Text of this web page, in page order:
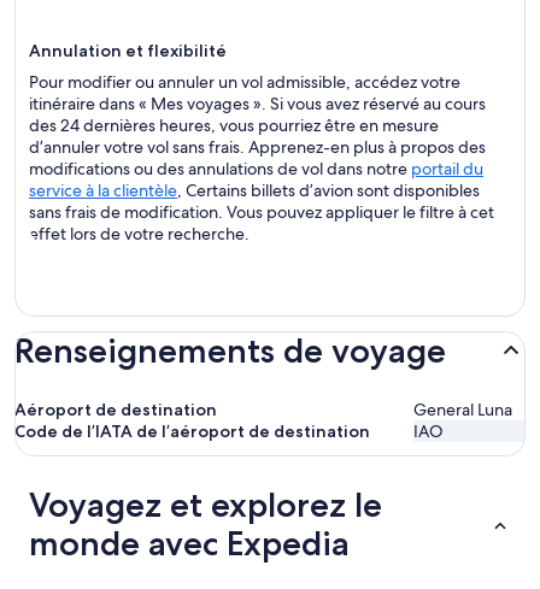
Annulation et flexibilité
Pour modifier ou annuler un vol admissible, accédez votre
itinéraire dans « Mes voyages ». Si vous avez réservé au cours
des 24 dernières heures, vous pourriez être en mesure
d’annuler votre vol sans frais. Apprenez-en plus à propos des
modifications ou des annulations de vol dans notre portail du
service à la clientèle, Certains billets d’avion sont disponibles
sans frais de modification. Vous pouvez appliquer le filtre à cet
effet lors de votre recherche.
Renseignements de voyage
Aéroport de destination
General Luna
Code de l’IATA de l’aéroport de destination
IAO
Voyagez et explorez le
monde avec Expedia